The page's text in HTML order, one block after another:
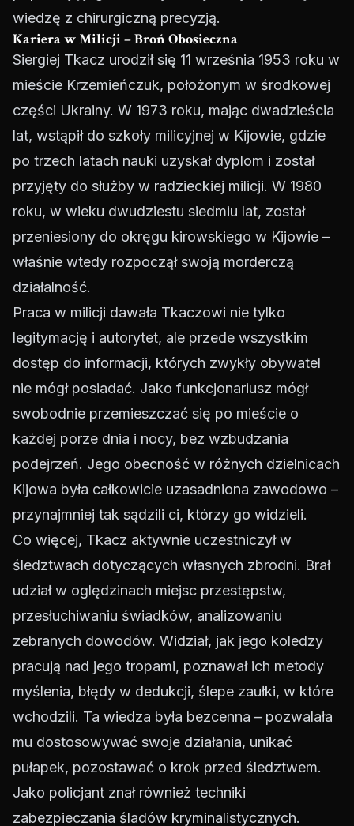
wiedzę z chirurgiczną precyzją.
Kariera w Milicji – Broń Obosieczna
Siergiej Tkacz urodził się 11 września 1953 roku w
mieście Krzemieńczuk, położonym w środkowej
części Ukrainy. W 1973 roku, mając dwadzieścia
lat, wstąpił do szkoły milicyjnej w Kijowie, gdzie
po trzech latach nauki uzyskał dyplom i został
przyjęty do służby w radzieckiej milicji. W 1980
roku, w wieku dwudziestu siedmiu lat, został
przeniesiony do okręgu kirowskiego w Kijowie –
właśnie wtedy rozpoczął swoją morderczą
działalność.
Praca w milicji dawała Tkaczowi nie tylko
legitymację i autorytet, ale przede wszystkim
dostęp do informacji, których zwykły obywatel
nie mógł posiadać. Jako funkcjonariusz mógł
swobodnie przemieszczać się po mieście o
każdej porze dnia i nocy, bez wzbudzania
podejrzeń. Jego obecność w różnych dzielnicach
Kijowa była całkowicie uzasadniona zawodowo –
przynajmniej tak sądzili ci, którzy go widzieli.
Co więcej, Tkacz aktywnie uczestniczył w
śledztwach dotyczących własnych zbrodni. Brał
udział w oględzinach miejsc przestępstw,
przesłuchiwaniu świadków, analizowaniu
zebranych dowodów. Widział, jak jego koledzy
pracują nad jego tropami, poznawał ich metody
myślenia, błędy w dedukcji, ślepe zaułki, w które
wchodzili. Ta wiedza była bezcenna – pozwalała
mu dostosowywać swoje działania, unikać
pułapek, pozostawać o krok przed śledztwem.
Jako policjant znał również techniki
zabezpieczania śladów kryminalistycznych.